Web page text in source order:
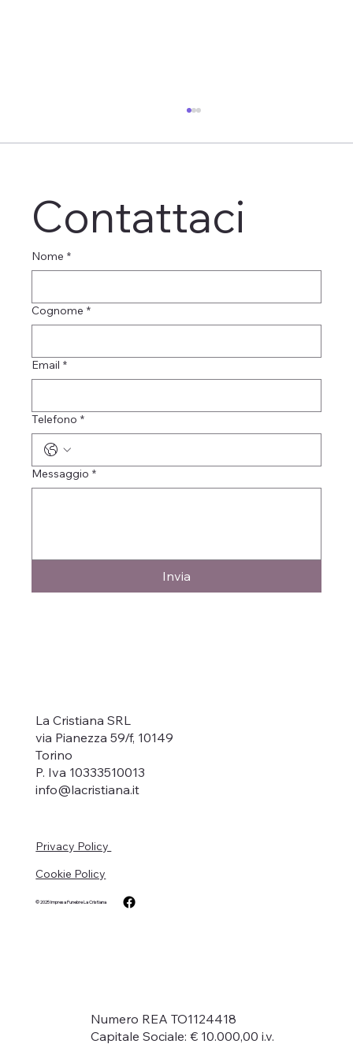
Maria Teresa Lo Duca ved. Fuscà
Contattaci
Nome *
Cognome *
Email *
Telefono *
Messaggio *
Invia
La Cristiana SRL
via Pianezza 59/f, 10149
Torino
P. Iva 10333510013
info@lacristiana.it
© 2025Impresa Funebre La Cristiana
Privacy Policy
Cookie Policy
Numero REA TO1124418
Capitale Sociale: € 10.000,00 i.v.